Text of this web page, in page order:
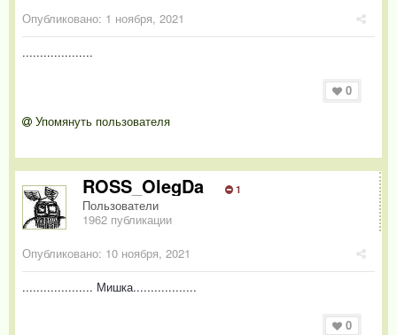
Опубликовано: 1 ноября, 2021
....................
0
Упомянуть пользователя
ROSS_OlegDa 1
Пользователи
1962 публикации
Опубликовано: 10 ноября, 2021
.................... Мишка..................
0